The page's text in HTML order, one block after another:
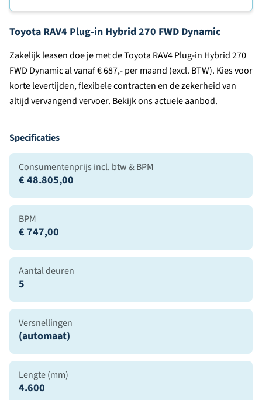
Toyota RAV4 Plug-in Hybrid 270 FWD Dynamic
Zakelijk leasen doe je met de Toyota RAV4 Plug-in Hybrid 270
FWD Dynamic al vanaf € 687,- per maand (excl. BTW). Kies voor
korte levertijden, flexibele contracten en de zekerheid van
altijd vervangend vervoer. Bekijk ons actuele aanbod.
Specificaties
Consumentenprijs incl. btw & BPM
€ 48.805,00
BPM
€ 747,00
Aantal deuren
5
Versnellingen
(automaat)
Lengte (mm)
4.600